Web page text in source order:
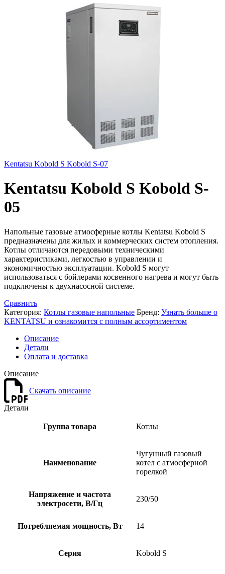
Kentatsu Kobold S Kobold S-07
Kentatsu Kobold S Kobold S-
05
Напольные газовые атмосферные котлы Kentatsu Kobold S
предназначены для жилых и коммерческих систем отопления.
Котлы отличаются передовыми техническими
характеристиками, легкостью в управлении и
экономичностью эксплуатации. Kobold S могут
использоваться с бойлерами косвенного нагрева и могут быть
подключены к двухнасосной системе.
Сравнить
Категория: Котлы газовые напольные Бренд: Узнать больше о
KENTATSU и ознакомится с полным ассортиментом
Описание
Детали
Оплата и доставка
Описание
Скачать описание
Детали
Группа товара Котлы
Наименование
Чугунный газовый
котел с атмосферной
горелкой
Напряжение и частота
электросети, В/Гц
230/50
Потребляемая мощность, Вт 14
Серия Kobold S